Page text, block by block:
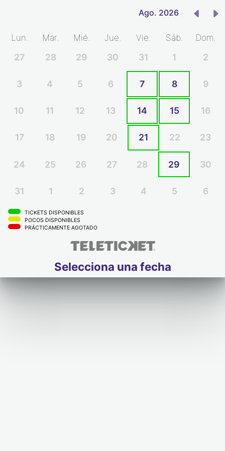
Ago. 2026
Lun. Mar. Mié. Jue. Vie. Sáb.
Dom.
27
28 29 30 31 1 2
3 4 5 6 7 8 9
10 11 12 13 14 15 16
17 18 19 20 21 22 23
24 25 26 27 28 29 30
31 1 2 3 4 5 6
TICKETS DISPONIBLES
POCOS DISPONIBLES
PRÁCTICAMENTE AGOTADO
Selecciona una fecha